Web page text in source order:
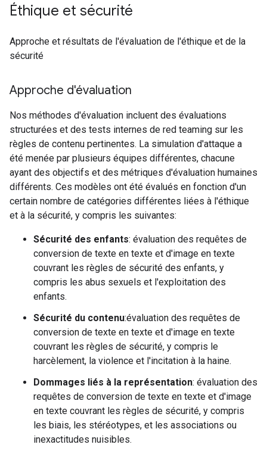
Éthique et sécurité
Approche et résultats de l'évaluation de l'éthique et de la
sécurité
Approche d'évaluation
Nos méthodes d'évaluation incluent des évaluations
structurées et des tests internes de red teaming sur les
règles de contenu pertinentes. La simulation d'attaque a
été menée par plusieurs équipes différentes, chacune
ayant des objectifs et des métriques d'évaluation humaines
différents. Ces modèles ont été évalués en fonction d'un
certain nombre de catégories différentes liées à l'éthique
et à la sécurité, y compris les suivantes:
Sécurité des enfants: évaluation des requêtes de
conversion de texte en texte et d'image en texte
couvrant les règles de sécurité des enfants, y
compris les abus sexuels et l'exploitation des
enfants.
Sécurité du contenu:évaluation des requêtes de
conversion de texte en texte et d'image en texte
couvrant les règles de sécurité, y compris le
harcèlement, la violence et l'incitation à la haine.
Dommages liés à la représentation: évaluation des
requêtes de conversion de texte en texte et d'image
en texte couvrant les règles de sécurité, y compris
les biais, les stéréotypes, et les associations ou
inexactitudes nuisibles.